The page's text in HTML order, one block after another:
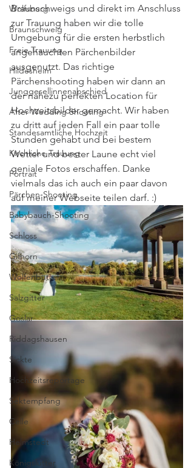
Wolfsburg
Braunschweig
Freie Trauung
Hildesheim
Junggesellinnenabschied
After Wedding Shooting
Standesamtliche Hochzeit
Kirchliche Trauung
Portrait
Pärchen-Shooting
Babybauch-Shooting
Schloss
Gifhorn
Wolfenbüttel
Salzgitter
Goslar
Riddagshausen
Sickte
Hochzeitsreportage
Sektempfang
Celle
Helmstedt
Königslutter
Braunschweigs und direkt im Anschluss
zur Trauung haben wir die tolle
Umgebung für die ersten herbstlich
angehauchten Pärchenbilder
ausgenutzt. Das richtige
Pärchenshooting haben wir dann an
der nahezu perfekten Location für
Hochzeitsbilder gemacht. Wir haben
zu dritt auf jeden Fall ein paar tolle
Stunden gehabt und bei bestem
Wetter und bester Laune echt viel
geniale Fotos erschaffen. Danke
vielmals das ich auch ein paar davon
auf meiner Webseite teilen darf. :)